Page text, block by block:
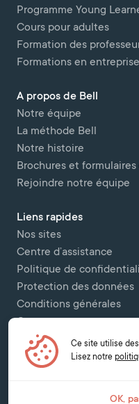
Programme Young
Cours pour adultes
Formation des
Formations en entreprise
A propos de Bell
Notre équipe
La méthode Bell
Notre histoire
Brochures et formulaires
Rejoindre notre équipe
Liens rapides
Nos sites
Centre d’assistance
Politique de
Protection des données
Conditions générales
Contactez-nous
Copyright © 2026 Bell
des Colombettes, 1202, Geneva -
Ce site utilise
Lisez notre
OK,